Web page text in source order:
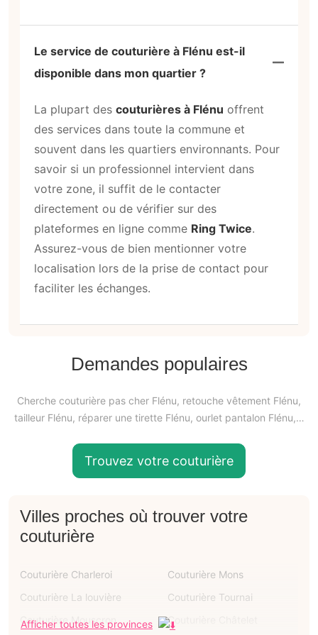
Le service de couturière à Flénu est-il
disponible dans mon quartier ?
La plupart des couturières à Flénu offrent
des services dans toute la commune et
souvent dans les quartiers environnants. Pour
savoir si un professionnel intervient dans
votre zone, il suffit de le contacter
directement ou de vérifier sur des
plateformes en ligne comme Ring Twice.
Assurez-vous de bien mentionner votre
localisation lors de la prise de contact pour
faciliter les échanges.
Demandes populaires
Cherche couturière pas cher Flénu, retouche vêtement Flénu,
tailleur Flénu, réparer une tirette Flénu, ourlet pantalon Flénu,…
Trouvez votre couturière
Villes proches où trouver votre
couturière
Couturière Charleroi
Couturière Mons
Couturière La louvière
Couturière Tournai
Couturière Mouscron
Couturière Châtelet
Afficher toutes les provinces